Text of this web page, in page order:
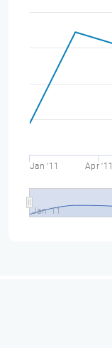
Jan '11 Apr '11
Jan '11